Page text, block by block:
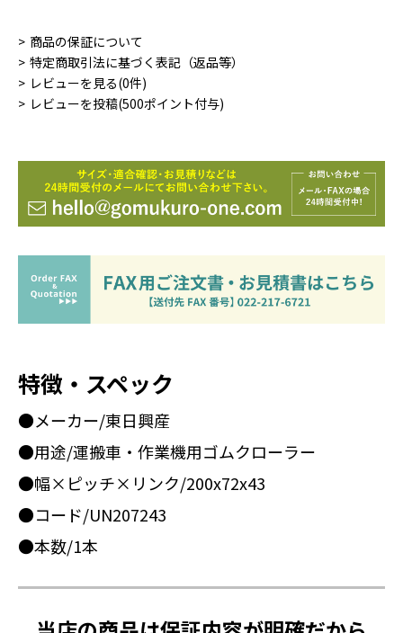
商品の保証について
特定商取引法に基づく表記（返品等）
レビューを見る(0件)
レビューを投稿(500ポイント付与)
特徴・スペック
●メーカー/東日興産
●用途/運搬車・作業機用ゴムクローラー
●幅×ピッチ×リンク/200x72x43
●コード/UN207243
●本数/1本